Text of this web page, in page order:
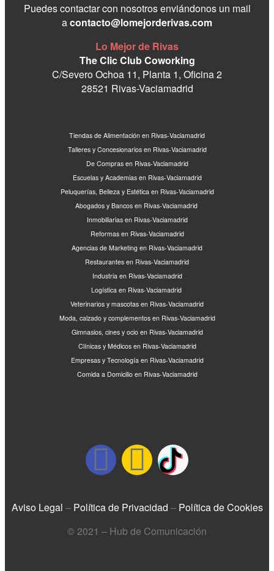
Puedes contactar con nosotros enviándonos un mail
acontacto@lomejorderivas.com
Lo Mejor de Rivas
The Clic Club Coworking
C/Severo Ochoa 11, Planta 1, Oficina 2
28521 Rivas-Vaciamadrid
Tiendas de Alimentación en Rivas-Vaciamadrid
Talleres y Concesionarios en Rivas-Vaciamadrid
De Compras en Rivas-Vaciamadrid
Escuelas y Academias en Rivas-Vaciamadrid
Peluquerías, Belleza y Estética en Rivas-Vaciamadrid
Abogados y Bancos en Rivas-Vaciamadrid
Inmobiliarias en Rivas-Vaciamadrid
Reformas en Rivas-Vaciamadrid
Agencias de Marketing en Rivas-Vaciamadrid
Restaurantes en Rivas-Vaciamadrid
Industria en Rivas-Vaciamadrid
Logística en Rivas-Vaciamadrid
Veterinarios y mascotas en Rivas-Vaciamadrid
Moda, calzado y complementos en Rivas-Vaciamadrid
Gimnasios, cines y ocio en Rivas-Vaciamadrid
Clínicas y Médicos en Rivas-Vaciamadrid
Empresas y Tecnología en Rivas-Vaciamadrid
Comida a Domicilio en Rivas-Vaciamadrid
Aviso Legal – Política de Privacidad – Política de Cookies
© 2021 – Hub de Comunicación